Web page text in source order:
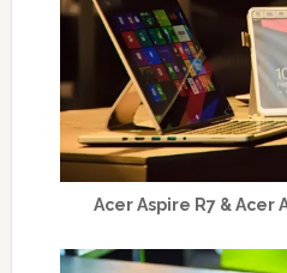
Acer Aspire R7 & Acer